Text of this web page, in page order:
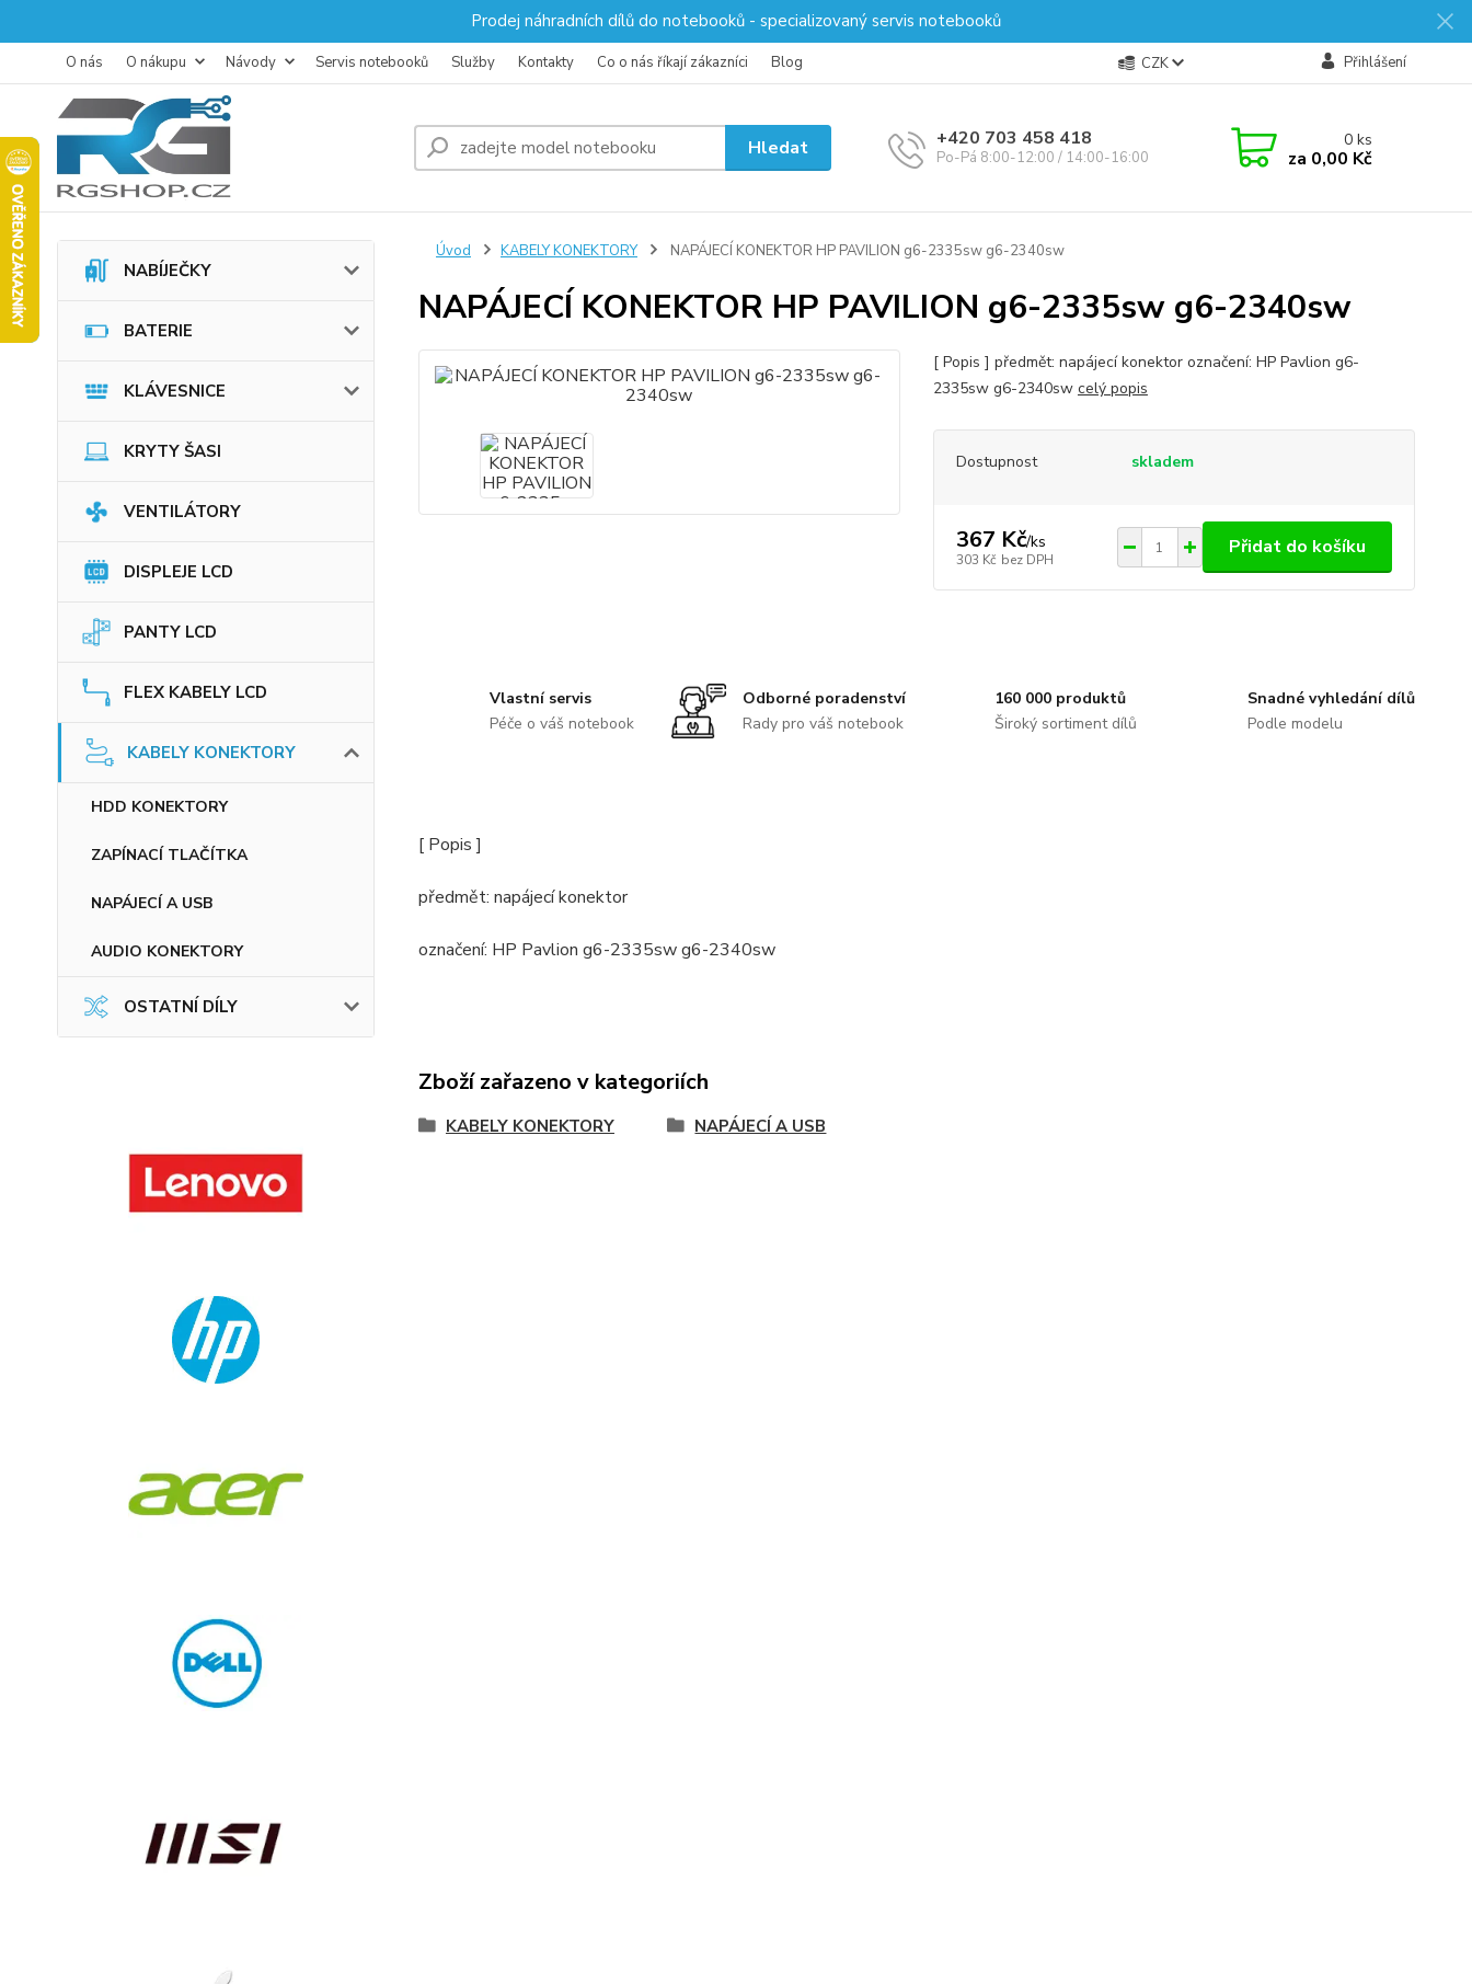
Prodej náhradních dílů do notebooků - specializovaný servis notebooků
O nás O nákupu Návody Servis notebooků Služby Kontakty Co o nás říkají zákazníci Blog CZK Přihlášení
Hledat +420 703 458 418
Po-Pá 8:00-12:00 / 14:00-16:00
0ks
za 0,00 Kč
NABÍJEČKY
BATERIE
KLÁVESNICE
KRYTY ŠASI
VENTILÁTORY
DISPLEJE LCD
PANTY LCD
FLEX KABELY LCD
KABELY KONEKTORY
HDD KONEKTORY
ZAPÍNACÍ TLAČÍTKA
NAPÁJECÍ A USB
AUDIO KONEKTORY
OSTATNÍ DÍLY
Úvod KABELY KONEKTORY NAPÁJECÍ KONEKTOR HP PAVILION g6-2335sw g6-2340sw
NAPÁJECÍ KONEKTOR HP PAVILION g6-2335sw g6-2340sw
[ Popis ] předmět: napájecí konektor označení: HP Pavlion g6-
2335sw g6-2340sw celý popis
Dostupnost skladem
367 Kč/ks
303 Kč bez DPH
Přidat do košíku
Vlastní servis
Péče o váš notebook
Odborné poradenství
Rady pro váš notebook
160 000 produktů
Široký sortiment dílů
Snadné vyhledání dílů
Podle modelu
[ Popis ]
předmět: napájecí konektor
označení: HP Pavlion g6-2335sw g6-2340sw
Zboží zařazeno v kategoriích
KABELY KONEKTORY NAPÁJECÍ A USB